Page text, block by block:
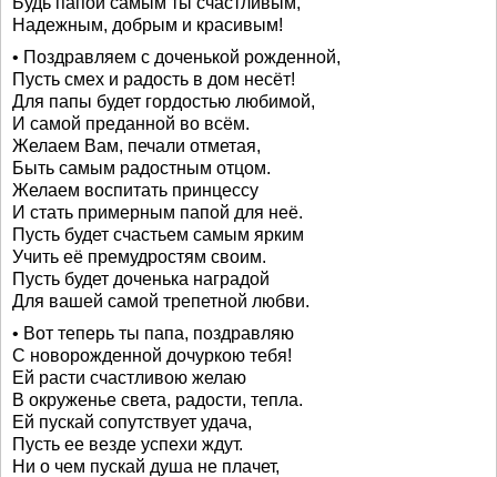
Надежным, добрым и красивым!
• Поздравляем с доченькой рожденной,
Пусть смех и радость в дом несёт!
Для папы будет гордостью любимой,
И самой преданной во всём.
Желаем Вам, печали отметая,
Быть самым радостным отцом.
Желаем воспитать принцессу
И стать примерным папой для неё.
Пусть будет счастьем самым ярким
Учить её премудростям своим.
Пусть будет доченька наградой
Для вашей самой трепетной любви.
• Вот теперь ты папа, поздравляю
С новорожденной дочуркою тебя!
Ей расти счастливою желаю
В окруженье света, радости, тепла.
Ей пускай сопутствует удача,
Пусть ее везде успехи ждут.
Ни о чем пускай душа не плачет,